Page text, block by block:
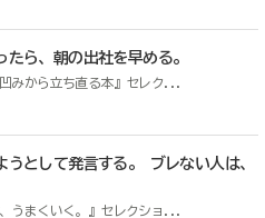
ら、朝の出社を早める。
みから立ち直る本』セレク...
うとして発言する。 ブレない人は、
うまくいく。』セレクショ...